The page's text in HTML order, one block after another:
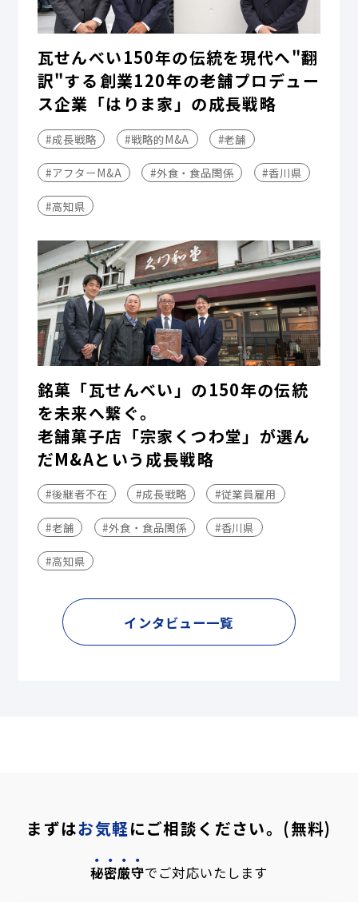
瓦せんべい150年の伝統を現代へ"翻
訳"する――創業120年の老舗プロデュー
ス企業「はりま家」の成長戦略
#成長戦略 #戦略的M&A #老舗
#アフターM&A #外食・食品関係 #香川県
#高知県
銘菓「瓦せんべい」の150年の伝統
を未来へ繋ぐ。
老舗菓子店「宗家くつわ堂」が選ん
だM&Aという成長戦略
#後継者不在 #成長戦略 #従業員雇用
#老舗 #外食・食品関係 #香川県
#高知県
インタビュー一覧
まずはお気軽にご相談ください。(無料)
秘密厳守でご対応いたします